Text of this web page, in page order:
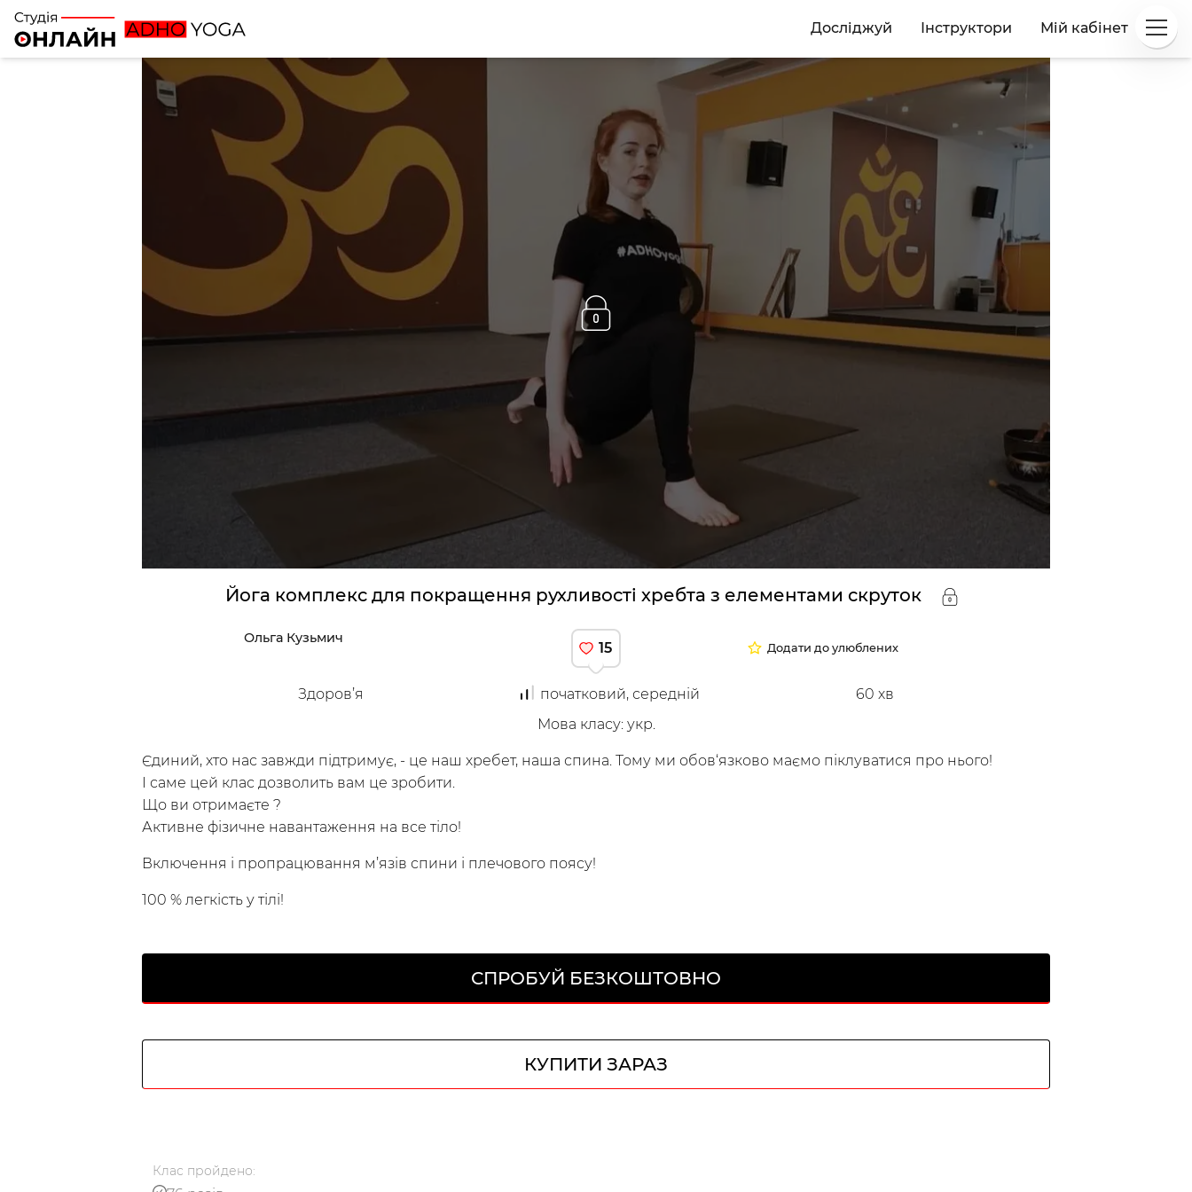
Досліджуй Інструктори Мій кабінет
Йога комплекс для покращення рухливості хребта з елементами скруток
Ольга Кузьмич
15 Додати до улюблених
Здоров’я початковий, середній 60 хв
Мова класу: укр.
Єдиний, хто нас завжди підтримує, - це наш хребет, наша спина. Тому ми обов‘язково маємо піклуватися про нього!
І саме цей клас дозволить вам це зробити.
Що ви отримаєте ?
Активне фізичне навантаження на все тіло!
Включення і пропрацювання м’язів спини і плечового поясу!
100 % легкість у тілі!
СПРОБУЙ БЕЗКОШТОВНО
КУПИТИ ЗАРАЗ
Клас пройдено: